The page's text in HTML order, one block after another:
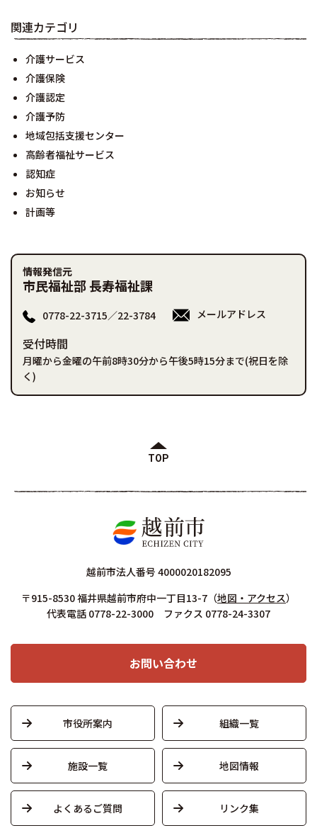
関連カテゴリ
介護サービス
介護保険
介護認定
介護予防
地域包括支援センター
高齢者福祉サービス
認知症
お知らせ
計画等
情報発信元
市民福祉部 長寿福祉課
0778-22-3715／22-3784 メールアドレス
受付時間
月曜から金曜の午前8時30分から午後5時15分まで(祝日を除
く)
TOP
越前市法人番号 4000020182095
〒915-8530 福井県越前市府中一丁目13-7 （地図・アクセス）
代表電話 0778-22-3000 ファクス 0778-24-3307
お問い合わせ
市役所案内 組織一覧
施設一覧 地図情報
よくあるご質問 リンク集